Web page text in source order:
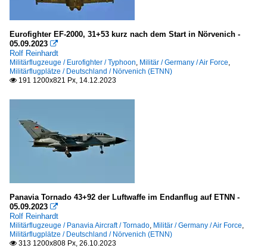
Eurofighter EF-2000, 31+53 kurz nach dem Start in Nörvenich -
05.09.2023 
Rolf Reinhardt
Militärflugzeuge / Eurofighter / Typhoon, Militär / Germany / Air Force,
Militärflugplätze / Deutschland / Nörvenich (ETNN)
 191 1200x821 Px, 14.12.2023
Panavia Tornado 43+92 der Luftwaffe im Endanflug auf ETNN -
05.09.2023 
Rolf Reinhardt
Militärflugzeuge / Panavia Aircraft / Tornado, Militär / Germany / Air Force,
Militärflugplätze / Deutschland / Nörvenich (ETNN)
 313 1200x808 Px, 26.10.2023